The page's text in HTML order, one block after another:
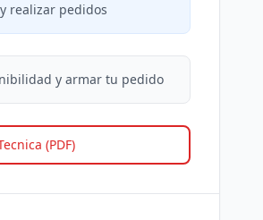
realizar pedidos
y armar tu pedido
(PDF)